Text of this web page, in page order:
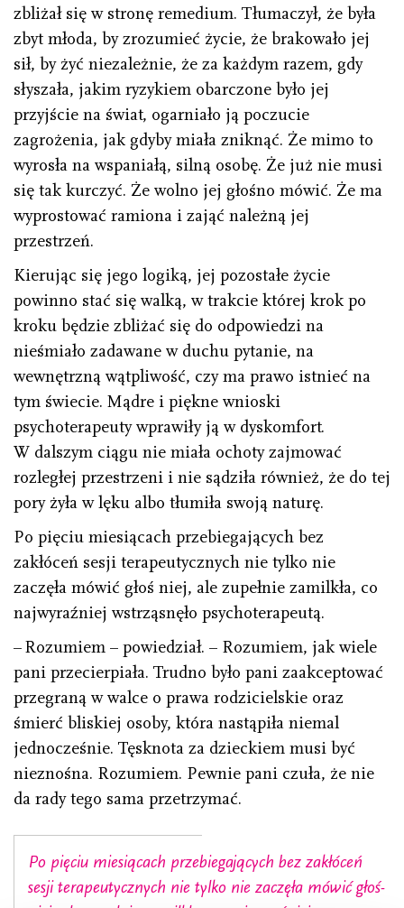
zbliżał się w stronę remedium. Tłumaczył, że była
zbyt młoda, by zrozumieć życie, że brakowało jej
sił, by żyć niezależnie, że za każdym razem, gdy
słyszała, jakim ryzykiem obarczone było jej
przyjście na świat, ogarniało ją poczucie
zagrożenia, jak gdyby miała zniknąć. Że mimo to
wyrosła na wspaniałą, silną osobę. Że już nie musi
się tak kurczyć. Że wolno jej głośno mówić. Że ma
wyprostować ramiona i zająć należną jej
przestrzeń.
Kierując się jego logiką, jej pozostałe życie
powinno stać się walką, w trakcie której krok po
kroku będzie zbliżać się do odpowiedzi na
nieśmiało zadawane w duchu pytanie, na
wewnętrzną wątpliwość, czy ma prawo istnieć na
tym świecie. Mądre i piękne wnioski
psychoterapeuty wprawiły ją w dyskomfort.
W dalszym ciągu nie miała ochoty zajmować
rozległej przestrzeni i nie sądziła również, że do tej
pory żyła w lęku albo tłumiła swoją naturę.
Po pięciu miesiącach przebiegających bez
zakłóceń sesji terapeutycznych nie tylko nie
zaczęła mówić głoś­ niej, ale zupełnie zamilkła, co
najwyraźniej wstrząsnęło psychoterapeutą.
– Rozumiem – powiedział. – Rozumiem, jak wiele
pani przecierpiała. Trudno było pani zaakceptować
przegraną w walce o prawa rodzicielskie oraz
śmierć bliskiej osoby, która nastąpiła niemal
jednocześnie. Tęsknota za dzieckiem musi być
nieznośna. Rozumiem. Pewnie pani czuła, że nie
da rady tego sama przetrzymać.
Po pięciu miesiącach przebiegających bez zakłóceń
sesji terapeutycznych nie tylko nie zaczęła mówić głoś­